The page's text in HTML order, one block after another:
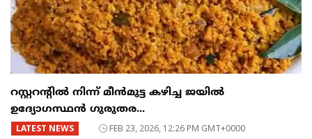
റസ്റ്ററന്റില്‍ നിന്ന് മീന്‍മുട്ട കഴിച്ച ജയില്‍
ഉദ്യോഗസ്ഥന്‍ ഗുരുതര...
LATEST NEWS FEB 23, 2026, 12:26 PM GMT+0000